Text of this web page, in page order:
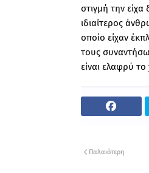
στιγμή την
ιδιαίτερος
οποίο είχαν
τους
είναι ελαφρύ
Παλαιότερη